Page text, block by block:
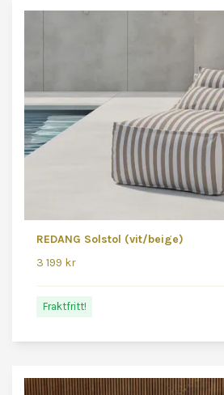
REDANG Solstol (vit/beige)
3 199 kr
Fraktfritt!